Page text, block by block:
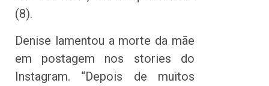
(8).
Denise lamentou a morte da mãe
em postagem nos stories do
Instagram. “Depois de muitos